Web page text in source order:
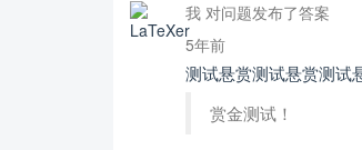
我 对问题发布了答案
5年前
测试悬赏测试悬赏测试
赏金测试！